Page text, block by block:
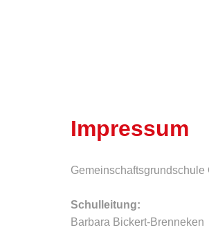
Impressum
Gemeinschaftsgrundschule
Schulleitung:
Barbara Bickert-Brenneken